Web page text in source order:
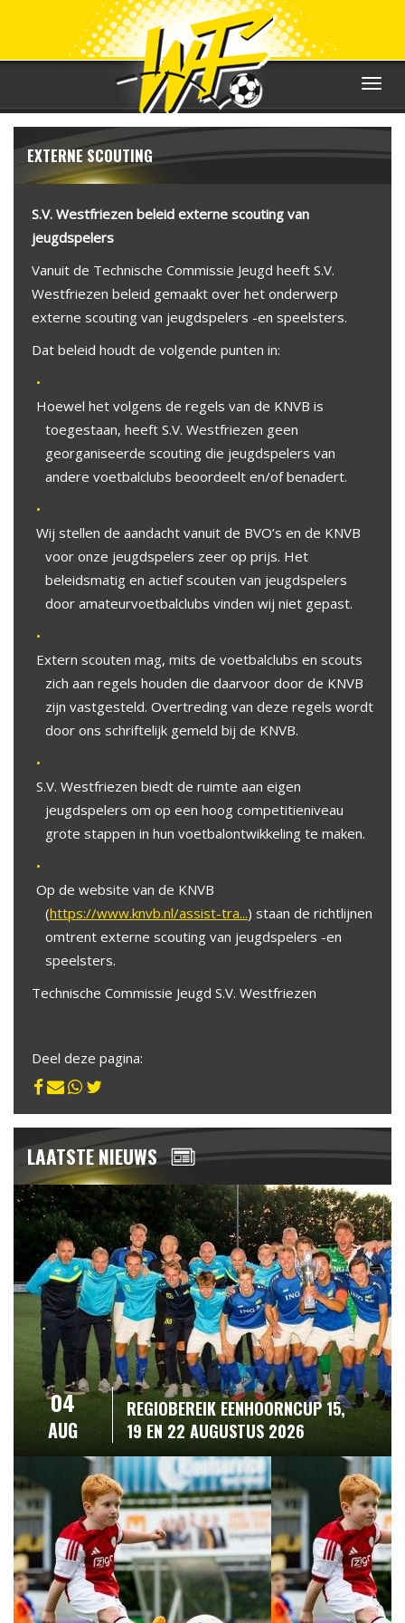
Toggle
EXTERNE SCOUTING
S.V. Westfriezen beleid externe scouting van
jeugdspelers
Vanuit de Technische Commissie Jeugd heeft S.V.
Westfriezen beleid gemaakt over het onderwerp
externe scouting van jeugdspelers -en speelsters.
Dat beleid houdt de volgende punten in:
Hoewel het volgens de regels van de KNVB is
toegestaan, heeft S.V. Westfriezen geen
georganiseerde scouting die jeugdspelers van
andere voetbalclubs beoordeelt en/of benadert.
Wij stellen de aandacht vanuit de BVO’s en de KNVB
voor onze jeugdspelers zeer op prijs. Het
beleidsmatig en actief scouten van jeugdspelers
door amateurvoetbalclubs vinden wij niet gepast.
Extern scouten mag, mits de voetbalclubs en scouts
zich aan regels houden die daarvoor door de KNVB
zijn vastgesteld. Overtreding van deze regels wordt
door ons schriftelijk gemeld bij de KNVB.
S.V. Westfriezen biedt de ruimte aan eigen
jeugdspelers om op een hoog competitieniveau
grote stappen in hun voetbalontwikkeling te maken.
Op de website van de KNVB
(https://www.knvb.nl/assist-tra...) staan de richtlijnen
omtrent externe scouting van jeugdspelers -en
speelsters.
Technische Commissie Jeugd S.V. Westfriezen
Deel deze pagina:
LAATSTE NIEUWS
04
AUG
REGIOBEREIK EENHOORNCUP 15,
19 EN 22 AUGUSTUS 2026